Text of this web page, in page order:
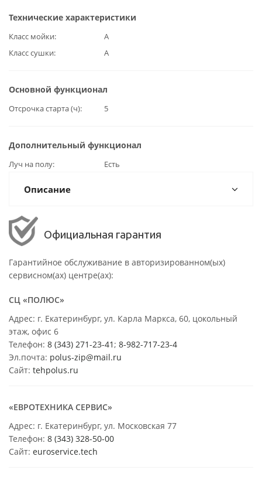
Технические характеристики
Класс мойки
А
Класс сушки
А
Основной функционал
Отсрочка старта (ч) 5
Дополнительный функционал
Луч на полу Есть
Описание
Официальная гарантия
Гарантийное обслуживание в авторизированном(ых)
сервисном(ах) центре(ах):
СЦ «ПОЛЮС»
Адрес: г. Екатеринбург, ул. Карла Маркса, 60, цокольный
этаж, офис 6
Телефон: 8 (343) 271-23-41; 8-982-717-23-4
Эл.почта: polus-zip@mail.ru
Сайт: tehpolus.ru
«ЕВРОТЕХНИКА СЕРВИС»
Адрес: г. Екатеринбург, ул. Московская 77
Телефон: 8 (343) 328-50-00
Сайт: euroservice.tech